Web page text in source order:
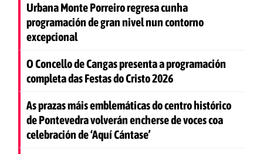
Urbana Monte Porreiro regresa cunha
programación de gran nivel nun contorno
excepcional
O Concello de Cangas presenta a programación
completa das Festas do Cristo 2026
As prazas máis emblemáticas do centro histórico
de Pontevedra volverán encherse de voces coa
celebración de ‘Aquí Cántase’